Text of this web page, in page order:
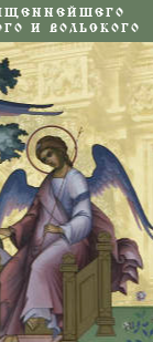
И ВОЛЬСКОГО